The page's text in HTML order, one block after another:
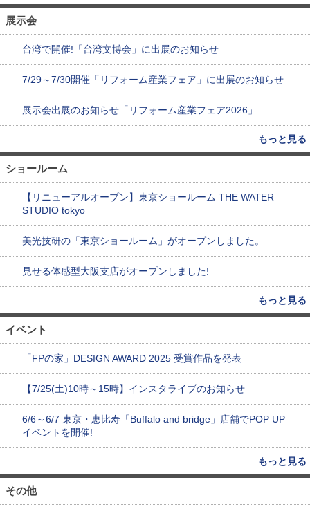
展示会
台湾で開催!「台湾文博会」に出展のお知らせ
7/29～7/30開催「リフォーム産業フェア」に出展のお知らせ
展示会出展のお知らせ「リフォーム産業フェア2026」
もっと見る
ショールーム
【リニューアルオープン】東京ショールーム THE WATER
STUDIO tokyo
美光技研の「東京ショールーム」がオープンしました。
見せる体感型大阪支店がオープンしました!
もっと見る
イベント
「FPの家」DESIGN AWARD 2025 受賞作品を発表
【7/25(土)10時～15時】インスタライブのお知らせ
6/6～6/7 東京・恵比寿「Buffalo and bridge」店舗でPOP UP
イベントを開催!
もっと見る
その他